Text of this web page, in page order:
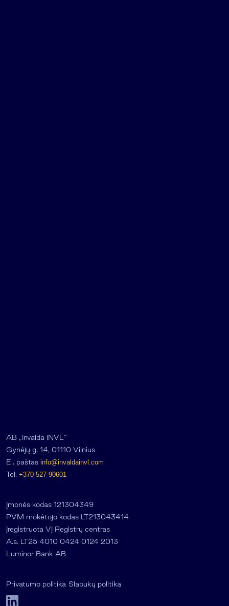
AB „Invalda INVL“
Gynėjų g. 14, 01110 Vilnius
El. paštas info@invaldainvl.com
Tel. +370 527 90601
Įmonės kodas 121304349
PVM mokėtojo kodas LT213043414
Įregistruota VĮ Registrų centras
A.s. LT25 4010 0424 0124 2013
Luminor Bank AB
Privatumo politika Slapukų politika